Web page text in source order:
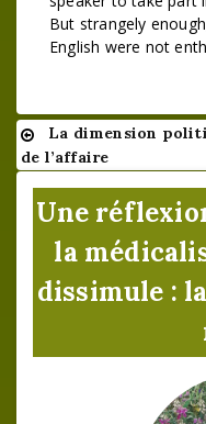
But strangely
English were not
Navigation
de
l’article
La dimension
de l’affaire
Une
la
dissimule :